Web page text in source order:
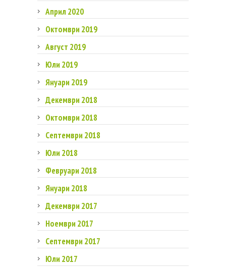
Април 2020
Октомври 2019
Август 2019
Юли 2019
Януари 2019
Декември 2018
Октомври 2018
Септември 2018
Юли 2018
Февруари 2018
Януари 2018
Декември 2017
Ноември 2017
Септември 2017
Юли 2017